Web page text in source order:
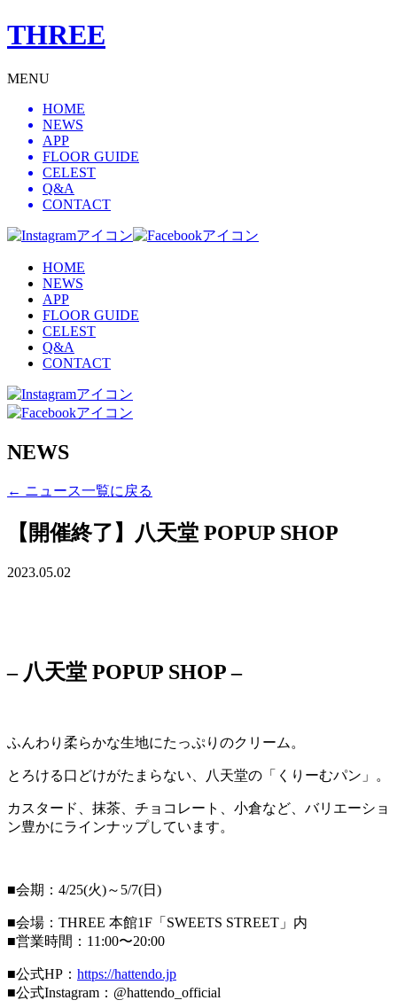
THREE
MENU
HOME
NEWS
APP
FLOOR GUIDE
CELEST
Q&A
CONTACT
HOME
NEWS
APP
FLOOR GUIDE
CELEST
Q&A
CONTACT
NEWS
← ニュース一覧に戻る
【開催終了】八天堂 POPUP SHOP
2023.05.02
– 八天堂 POPUP SHOP –
ふんわり柔らかな生地にたっぷりのクリーム。
とろける口どけがたまらない、八天堂の「くりーむパン」。
カスタード、抹茶、チョコレート、小倉など、バリエーショ
ン豊かにラインナップしています。
■会期：4/25(火)～5/7(日)
■会場：THREE 本館1F「SWEETS STREET」内
■営業時間：11:00〜20:00
■公式HP： https://hattendo.jp
■公式Instagram：@hattendo_official